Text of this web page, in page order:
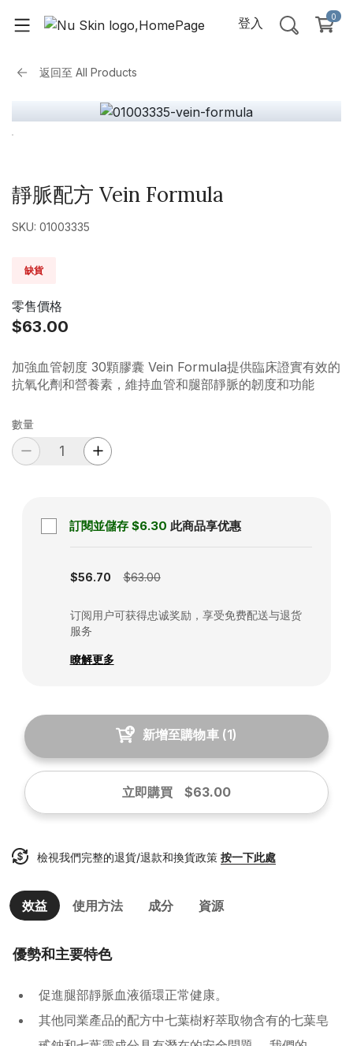
登入 0
返回至 All Products
靜脈配方 Vein Formula
SKU: 01003335
缺貨
零售價格
$63.00
加強血管韌度 30顆膠囊 Vein Formula提供臨床證實有效的
抗氧化劑和營養素，維持血管和腿部靜脈的韌度和功能
數量
訂閱並儲存 $6.30 此商品享优惠
$56.70 $63.00
订阅用户可获得忠诚奖励，享受免费配送与退货
服务
瞭解更多
新增至購物車(1)
立即購買 $63.00
檢視我們完整的退貨/退款和換貨政策 按一下此處
效益 使用方法 成分 資源
優勢和主要特色
促進腿部靜脈血液循環正常健康。
其他同業產品的配方中七葉樹籽萃取物含有的七葉皂